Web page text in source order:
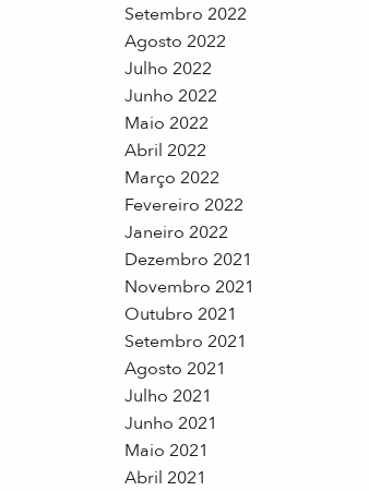
Setembro 2022
Agosto 2022
Julho 2022
Junho 2022
Maio 2022
Abril 2022
Março 2022
Fevereiro 2022
Janeiro 2022
Dezembro 2021
Novembro 2021
Outubro 2021
Setembro 2021
Agosto 2021
Julho 2021
Junho 2021
Maio 2021
Abril 2021